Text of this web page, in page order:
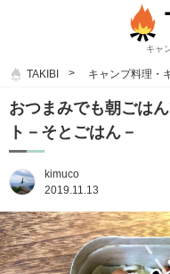
キャ
TAKIBI キャンプ料理・
おつまみでも朝ごは
ト－そとごはん－
kimuco
2019.11.13